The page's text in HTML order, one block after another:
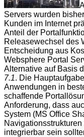
Servers wurden
Kunden im Internet
Anteil der
Releasewechsel des
Entscheidung aus
Websphere Portal
Alternative auf Basis
7.1. Die
Anwendungen in
schaffende
Anforderung, dass
System (MS Office
integrierbar sein